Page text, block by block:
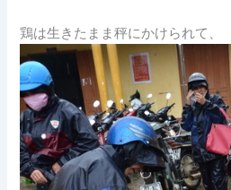
鶏は生きたまま秤にかけられて、